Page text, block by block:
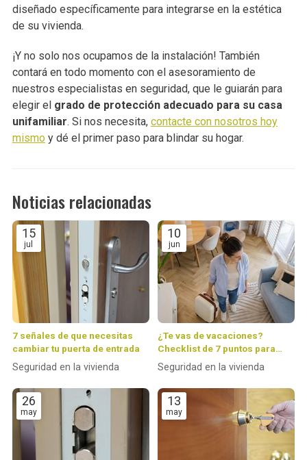
diseñado específicamente para integrarse en la estética
de su vivienda.
¡Y no solo nos ocupamos de la instalación! También
contará en todo momento con el asesoramiento de
nuestros especialistas en seguridad, que le guiarán para
elegir el grado de protección adecuado para su casa
unifamiliar. Si nos necesita, contacte con nosotros hoy
mismoy dé el primer paso para blindar su hogar.
Noticias relacionadas
15
jul
7 señales de que necesitas
cambiar tu puerta de entrada
Seguridad en la vivienda
10
jun
¿Te vas de vacaciones?
Checklist de 7 puntos para
dejar tu casa 100 % protegida
Seguridad en la vivienda
26
may
13
may